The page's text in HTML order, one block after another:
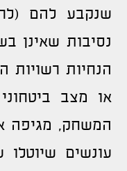
שנקבע להם
נסיבות שאינן
הנחיות
או מצב
המשחק, מגיפה
עונשים שיוטלו